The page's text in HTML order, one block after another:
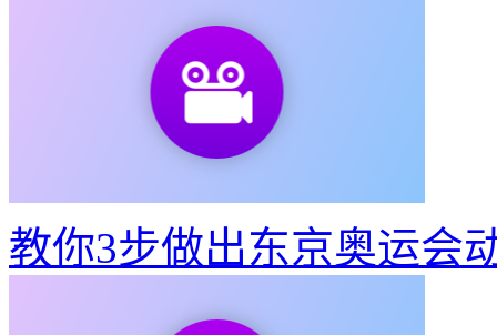
教你3步做出东京奥运会